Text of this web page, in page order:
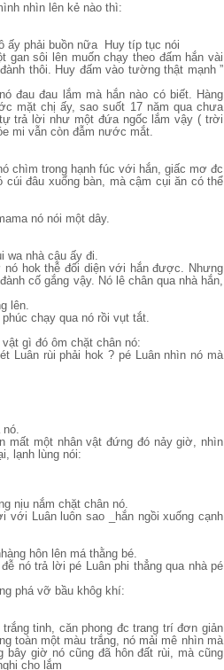
nhìn lên kẻ nào thì:
ấy phải buồn nữa Huy típ tục nói
gan sôi lên muốn chạy theo đấm hắn vài
thôi. Huy đấm vào tường thật mạnh ”
đau đau lắm mà hắn nào có biết. Hàng
mặt chị ấy, sao suốt 17 năm qua chưa
trả lời như một đứa ngốc lắm vậy ( trời
mi vẫn còn đẫm nước mắt.
chìm trong hạnh fúc với hắn, giấc mơ đc
đâu xuống bàn, mà cậm cụi ăn có thể
nó nói một dây.
wa nhà cậu ấy đi.
hok thễ đối diện với hắn được. Nhưng
cố gắng vậy. Nó lê chân qua nhà hắn,
lên.
chạy qua nó rồi vụt tắt.
gì đó ôm chặt chân nó:
Luân rùi phải hok ? pé Luân nhìn nó mà
nó.
mất một nhân vật đứng đó nảy giờ, nhìn
lạnh lùng nói:
nịu nắm chặt chân nó.
Luân luôn sao _hắn ngồi xuống cạnh
hôn lên má thằng bé.
nó trả lời pé Luân phi thẳng qua nhà pé
phá vỡ bầu khôg khí:
tinh, căn phong đc trang trí đơn giản
toàn một màu trắng, nó mải mê nhìn mà
bây giờ nó cũng đã hôn đất rùi, mà cũng
cho lắm